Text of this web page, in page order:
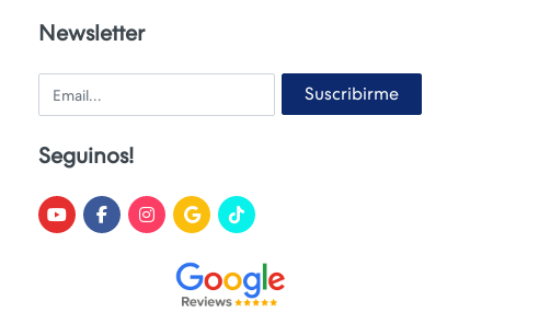
Newsletter
Email Suscribirme
Seguinos!